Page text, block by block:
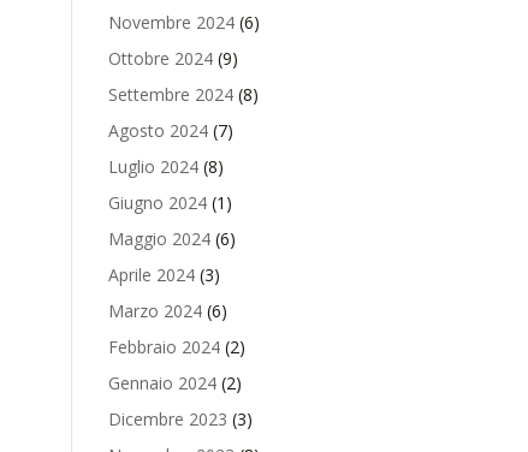
Novembre 2024(6)
Ottobre 2024(9)
Settembre 2024(8)
Agosto 2024(7)
Luglio 2024(8)
Giugno 2024(1)
Maggio 2024(6)
Aprile 2024(3)
Marzo 2024(6)
Febbraio 2024(2)
Gennaio 2024(2)
Dicembre 2023 (3)